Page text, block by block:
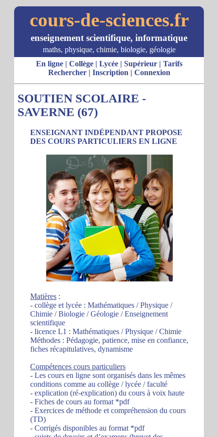
cours-de-sciences.fr
enseignement scientifique, informatique
maths, physique, chimie, biologie, géologie
En ligne| Collège| Lycée| Supérieur| Tarifs
Rechercher| Inscription | Connexion
SOUTIEN SCOLAIRE -
SAVERNE (67)
ENSEIGNANT INDÉPENDANT PROPOSE
DES COURS PARTICULIERS EN LIGNE
Matières :
- collège et lycée : Mathématiques / Physique /
Chimie / Biologie / Géologie / Enseignement
scientifique
- licence L1 : Mathématiques / Physique / Chimie
Méthodes : Pédagogie, patience, mise en confiance,
fiches récapitulatives, dynamisme
Compétences cours particuliers
- Les cours en ligne sont organisés dans les mêmes
conditions comme au collège / lycée / faculté
- explication (ré-explication) du cours à voix haute
- Fiches de cours au format *pdf
- Exercices de méthode et compréhension du cours
(TD)
- Corrigés disponibles au format *pdf